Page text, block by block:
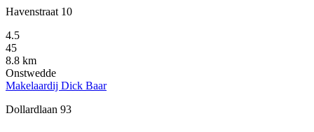
Havenstraat 10
4.5
45
8.8 km
Onstwedde
Makelaardij Dick Baar
Dollardlaan 93